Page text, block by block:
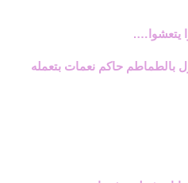
يتعشوا….
بالطماطم حاكم نعمات بتعمله